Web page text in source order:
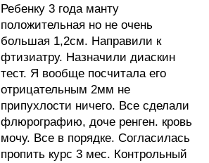
Ребенку 3 года манту
положительная но не очень
большая 1,2см. Направили к
фтизиатру. Назначили диаскин
тест. Я вообще посчитала его
отрицательным 2мм не
припухлости ничего. Все сделали
флюрографию, доче ренген. кровь
мочу. Все в порядке. Согласилась
пропить курс 3 мес. Контрольный